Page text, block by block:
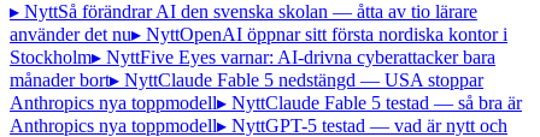
▸ NyttSå förändrar AI den svenska skolan — åtta av tio lärare
använder det nu▸ NyttOpenAI öppnar sitt första nordiska kontor i
Stockholm▸ NyttFive Eyes varnar: AI-drivna cyberattacker bara
månader bort▸ NyttClaude Fable 5 nedstängd — USA stoppar
Anthropics nya toppmodell▸ NyttClaude Fable 5 testad — så bra är
Anthropics nya toppmodell▸ NyttGPT-5 testad — vad är nytt och